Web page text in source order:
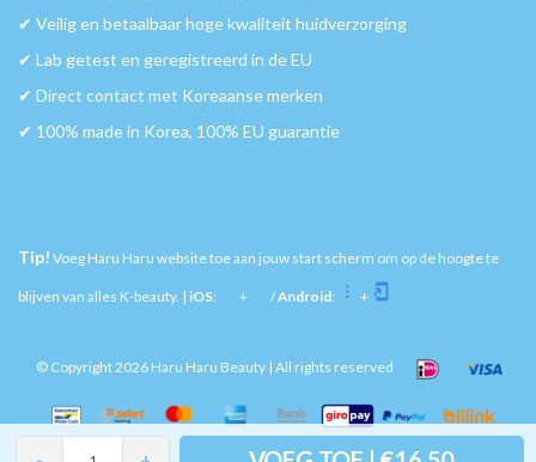
✔︎ Veilig en betaalbaar hoge kwaliteit huidverzorging
✔︎ Lab getest en geregistreerd in de EU
✔︎ Direct contact met Koreaanse merken
✔︎ 100% made in Korea, 100% EU guarantie
Tip! Voeg Haru Haru website toe aan jouw start scherm om op de hoogte te
blijven van alles K-beauty. | iOS: + /Android: +
© Copyright 2026 Haru Haru Beauty | All rights reserved